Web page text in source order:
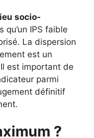
socio-
qu’un IPS faible
La dispersion
est un
est important de
parmi
définitif
?